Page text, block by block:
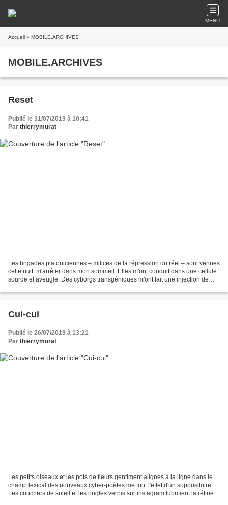
MENU
Accueil » MOBILE.ARCHIVES
MOBILE.ARCHIVES
Reset
Publié le 31/07/2019 à 10:41
Par thierrymurat
Les brigades platoniciennes – milices de la répression du réel – sont venues
cette nuit, m'arrêter dans mon sommeil. Elles m'ont conduit dans une cellule
sourde et aveugle. Des cyborgs transgéniques m'ont fait une injection de
Cui-cui
Publié le 26/07/2019 à 13:21
Par thierrymurat
Les petits oiseaux et les pots de fleurs gentiment alignés à la ligne dans le
champ lexical des nouveaux cyber-poètes me font l'effet d'un suppositoire.
Les couchers de soleil et les ongles vernis sur instagram lubrifient la rétine